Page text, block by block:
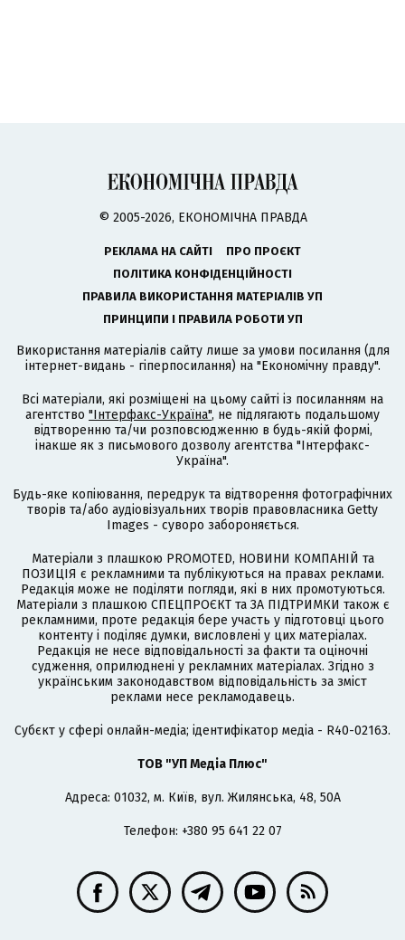
© 2005-2026, ЕКОНОМІЧНА ПРАВДА
РЕКЛАМА НА САЙТІ
ПРО ПРОЄКТ
ПОЛІТИКА КОНФІДЕНЦІЙНОСТІ
ПРАВИЛА ВИКОРИСТАННЯ МАТЕРІАЛІВ УП
ПРИНЦИПИ І ПРАВИЛА РОБОТИ УП
Використання матеріалів сайту лише за умови посилання (для
інтернет-видань - гіперпосилання) на "Економічну правду".
Всі матеріали, які розміщені на цьому сайті із посиланням на
агентство "Інтерфакс-Україна", не підлягають подальшому
відтворенню та/чи розповсюдженню в будь-якій формі,
інакше як з письмового дозволу агентства "Інтерфакс-
Україна".
Будь-яке копіювання, передрук та відтворення фотографічних
творів та/або аудіовізуальних творів правовласника Getty
Images - суворо забороняється.
Матеріали з плашкою PROMOTED, НОВИНИ КОМПАНІЙ та
ПОЗИЦІЯ є рекламними та публікуються на правах реклами.
Редакція може не поділяти погляди, які в них промотуються.
Матеріали з плашкою СПЕЦПРОЄКТ та ЗА ПІДТРИМКИ також є
рекламними, проте редакція бере участь у підготовці цього
контенту і поділяє думки, висловлені у цих матеріалах.
Редакція не несе відповідальності за факти та оціночні
судження, оприлюднені у рекламних матеріалах. Згідно з
українським законодавством відповідальність за зміст
реклами несе рекламодавець.
Cубєкт у сфері онлайн-медіа; ідентифікатор медіа - R40-02163.
ТОВ "УП Медіа Плюс"
Адреса: 01032, м. Київ, вул. Жилянська, 48, 50А
Телефон: +380 95 641 22 07